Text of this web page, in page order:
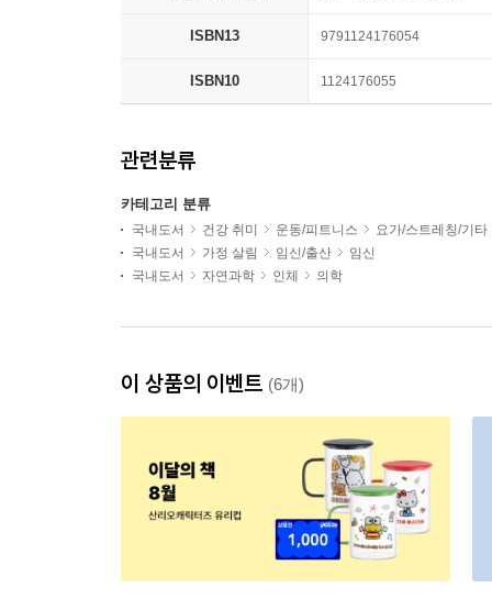
ISBN13 9791124176054
ISBN10 1124176055
관련분류
카테고리 분류
국내도서 건강 취미 운동/피트니스
요가/스트레칭/기타
국내도서
가정 살림 임신/출산
임신
국내도서
자연과학 인체 의학
이 상품의 이벤트 (6개)